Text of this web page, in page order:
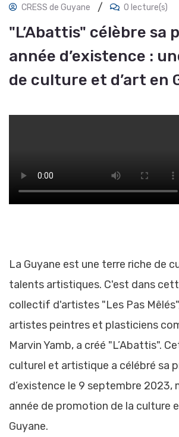
CRESS de Guyane / 0 lecture(s)
"L’Abattis" célèbre sa
année d’existence :
de culture et d’art en
La Guyane est une terre riche de
talents artistiques. C'est dans
collectif d'artistes "Les Pas
artistes peintres et plasticiens
Marvin Yamb, a créé "L’Abattis".
culturel et artistique a célébré sa
d’existence le 9 septembre 2023,
année de promotion de la culture
Guyane.